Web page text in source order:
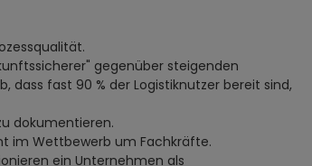
gegenüber steigenden
dass fast 90 % der Logistiknutzer bereit sind,
dokumentieren.
im Wettbewerb um Fachkräfte.
ein Unternehmen als